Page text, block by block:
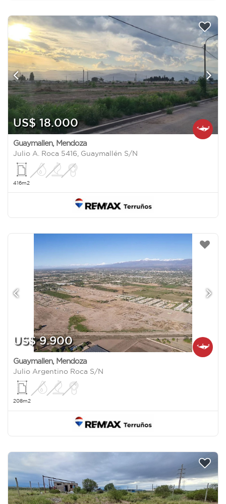
US$ 18.000
Guaymallen, Mendoza
Julio A. Roca 5416, Guaymallén S/N
416m2
US$ 9.900
Guaymallen, Mendoza
Julio Argentino Roca S/N
208m2